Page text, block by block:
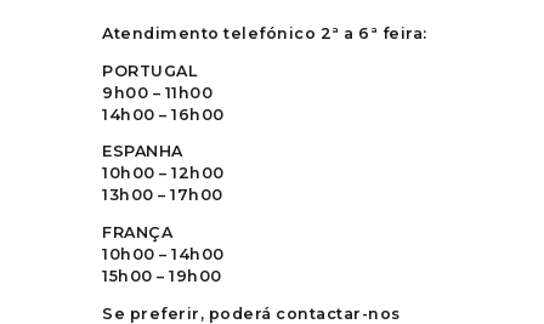
Atendimento telefónico 2ª a 6ª feira:
PORTUGAL
9h00 – 11h00
14h00 – 16h00
ESPANHA
10h00 – 12h00
13h00 – 17h00
FRANÇA
10h00 – 14h00
15h00 – 19h00
Se preferir, poderá contactar-nos